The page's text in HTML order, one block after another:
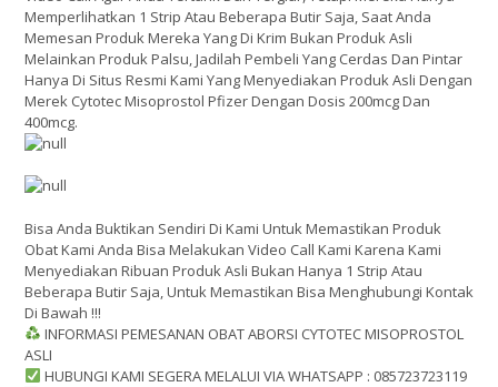
Memperlihatkan 1 Strip Atau Beberapa Butir Saja, Saat Anda
Memesan Produk Mereka Yang Di Krim Bukan Produk Asli
Melainkan Produk Palsu, Jadilah Pembeli Yang Cerdas Dan Pintar
Hanya Di Situs Resmi Kami Yang Menyediakan Produk Asli Dengan
Merek Cytotec Misoprostol Pfizer Dengan Dosis 200mcg Dan
400mcg.
Bisa Anda Buktikan Sendiri Di Kami Untuk Memastikan Produk
Obat Kami Anda Bisa Melakukan Video Call Kami Karena Kami
Menyediakan Ribuan Produk Asli Bukan Hanya 1 Strip Atau
Beberapa Butir Saja, Untuk Memastikan Bisa Menghubungi Kontak
Di Bawah !!!
INFORMASI PEMESANAN OBAT ABORSI CYTOTEC MISOPROSTOL
ASLI
HUBUNGI KAMI SEGERA MELALUI VIA WHATSAPP : 085723723119